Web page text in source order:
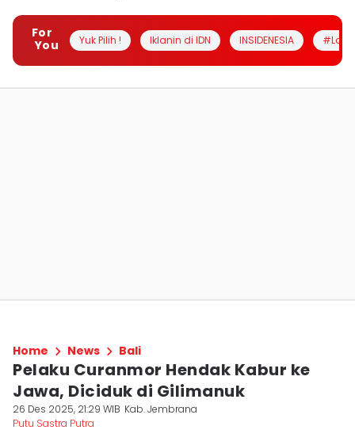
For
You
Yuk Pilih ! Iklanin di IDN INSIDENESIA
Home News Bali
Pelaku Curanmor Hendak Kabur ke
Jawa, Diciduk di Gilimanuk
26 Des 2025, 21:29 WIB Kab. Jembrana
Putu Sastra Putra